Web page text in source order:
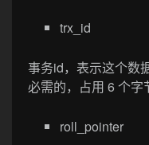
trx_id
事务id，表示这个数
必需的，占用 6 个字
roll_pointer